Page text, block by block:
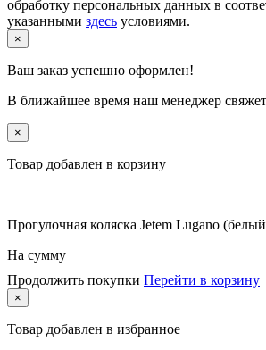
обработку персональных данных в
указанными здесь условиями.
×
Ваш заказ успешно оформлен!
В ближайшее время наш менеджер
×
Товар добавлен в корзину
Прогулочная коляска Jetem Lugano
На сумму
Продолжить покупки Перейти в корзину
×
Товар добавлен в избранное